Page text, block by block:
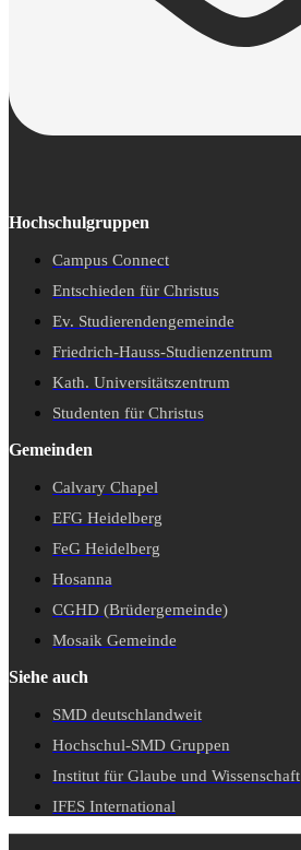
Hochschulgruppen
Campus Connect
Entschieden für Christus
Ev. Studierendengemeinde
Friedrich-Hauss-Studienzentrum
Kath. Universitätszentrum
Studenten für Christus
Gemeinden
Calvary Chapel
EFG Heidelberg
FeG Heidelberg
Hosanna
CGHD (Brüdergemeinde)
Mosaik Gemeinde
Siehe auch
SMD deutschlandweit
Hochschul-SMD Gruppen
Institut für Glaube und Wissenschaft
IFES International